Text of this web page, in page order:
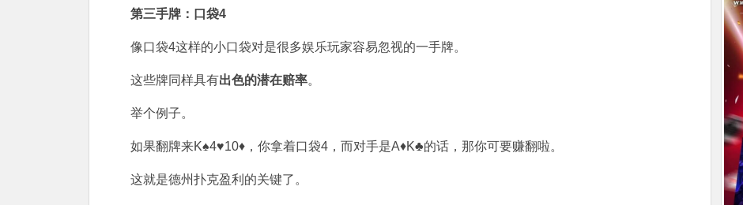
第三手牌：口袋4
像口袋4这样的小口袋对是很多娱乐玩家容易忽视的一手牌。
这些牌同样具有出色的潜在赔率。
举个例子。
如果翻牌来K♠4♥10♦，你拿着口袋4，而对手是A♦K♣的话，那你可要赚翻啦。
这就是德州扑克盈利的关键了。